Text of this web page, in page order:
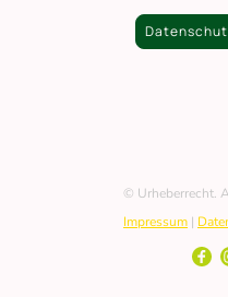
© Urheberrecht.
Impressum |